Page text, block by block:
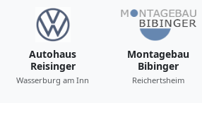
Autohaus
Reisinger
Wasserburg am Inn
Montagebau
Bibinger
Reichertsheim